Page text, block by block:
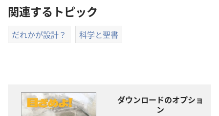
関連するトピック
だれかが設計？ 科学と聖書
ダウンロードのオプショ
ン